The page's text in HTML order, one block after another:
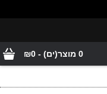
0 מוצר(ים) - ₪0